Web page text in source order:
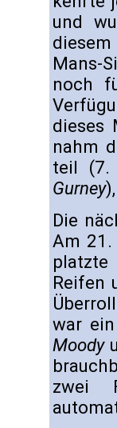
und
Mans-
noch
dieses
nahm
teil (7.
Gurney
Die
Am 21.
Reifen
war
Moody
zwei